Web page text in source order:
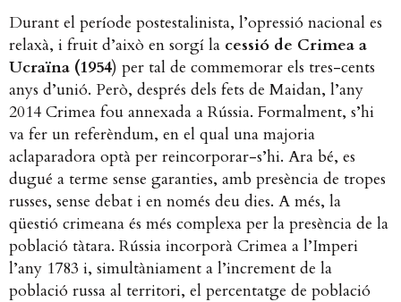
Durant el període postestalinista, l’opressió nacional es
relaxà, i fruit d’això en sorgí la cessió de Crimea a
Ucraïna (1954) per tal de commemorar els tres-cents
anys d’unió. Però, després dels fets de Maidan, l’any
2014 Crimea fou annexada a Rússia. Formalment, s’hi
va fer un referèndum, en el qual una majoria
aclaparadora optà per reincorporar-s’hi. Ara bé, es
dugué a terme sense garanties, amb presència de tropes
russes, sense debat i en només deu dies. A més, la
qüestió crimeana és més complexa per la presència de la
població tàtara. Rússia incorporà Crimea a l’Imperi
l’any 1783 i, simultàniament a l’increment de la
població russa al territori, el percentatge de població